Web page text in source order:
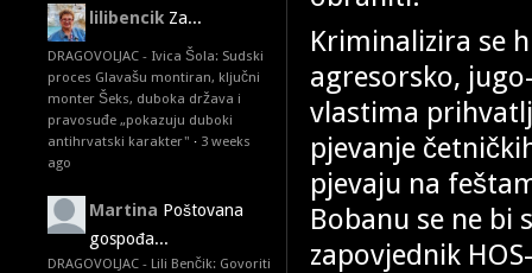
lilibencik Za...
DRAGOVOLJAC - Ivica Šola: Sudski
proces Glavašu montiran, ključni
monter Šeks, duboka država i
pravosuđe „pokazuju duboki
antihrvatski karakter" · 3 weeks
ago
Martina Poštovana
gospođa...
DRAGOVOLJAC - Lili Benčik: Govoriti
Kriminalizira se
agresorsko,
vlastima
pjevanje
pjevaju na
Bobanu se ne bi
zapovjednik